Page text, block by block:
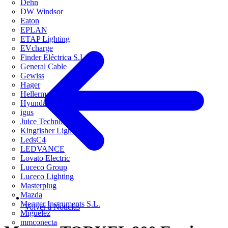
Dehn
DW Windsor
Eaton
EPLAN
ETAP Lighting
EVcharge
Finder Eléctrica S.L.U
General Cable
Gewiss
Hager
HellermannTyton
Hyundai Electric
igus
Juice Technology
Kingfisher Lighting
LedsC4
LEDVANCE
Lovato Electric
Luceco Group
Luceco Lighting
Masterplug
Mazda
Megger Instruments S.L.
Miguélez
mmconecta
Volver a Noticias